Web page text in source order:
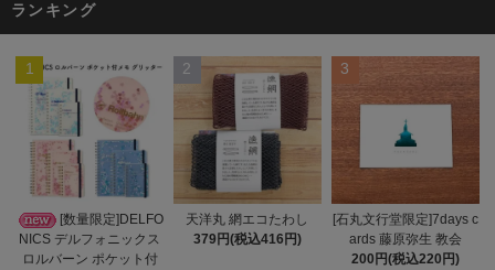
ランキング
1
[数量限定]DELFO
NICS デルフォニックス
ロルバーン ポケット付
2
天洋丸 網エコたわし
379円(税込416円)
3
[石丸文行堂限定]7days c
ards 藤原弥生 教会
200円(税込220円)